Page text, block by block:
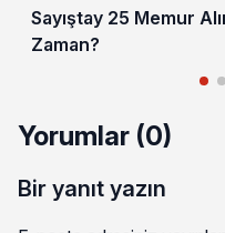
Sayıştay 25 Memur
Zaman?
Yorumlar (0)
Bir yanıt yazın